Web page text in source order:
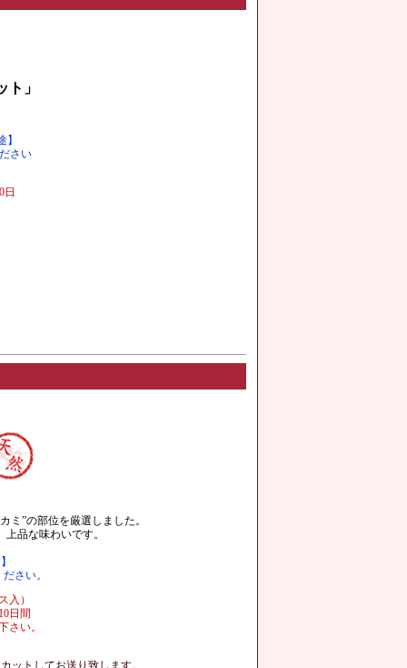
」
さい
ミ”の部位を厳選しました。
品な味わいです。
さい。
入）
日間
さい。
ットしてお送り致します。